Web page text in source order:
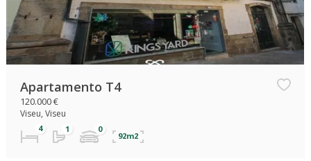
Apartamento T4
120.000 €
Viseu, Viseu
92m2